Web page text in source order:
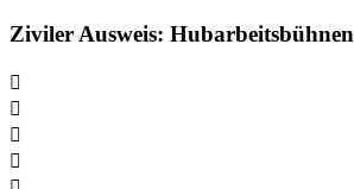
Menge
Ziviler Ausweis: Hubarbeitsbühnen